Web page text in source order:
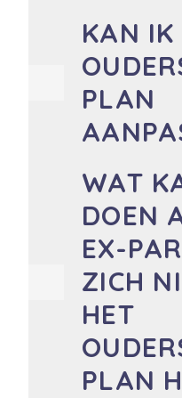
KAN IK
PLAN
WAT
DOEN
EX-
ZICH
HET
PLAN